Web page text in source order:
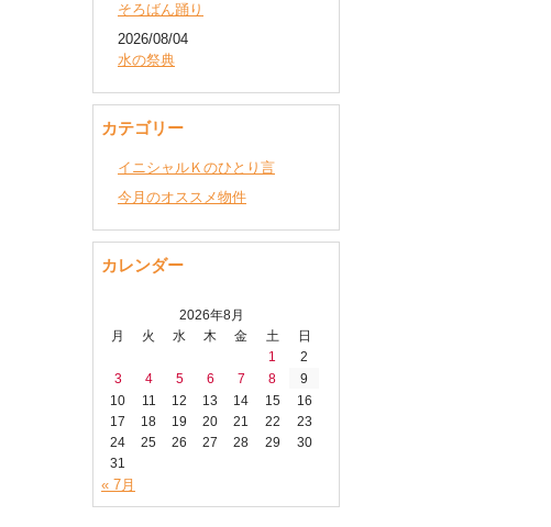
そろばん踊り
2026/08/04
水の祭典
カテゴリー
イニシャルＫのひとり言
今月のオススメ物件
カレンダー
2026年8月
月
火 水 木 金 土
日
1
2
3
4 5 6 7 8
9
10
11 12 13 14 15
16
17
18 19 20 21 22
23
24
25 26 27 28 29
30
31
« 7月